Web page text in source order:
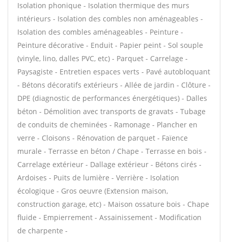
Isolation phonique - Isolation thermique des murs
intérieurs - Isolation des combles non aménageables -
Isolation des combles aménageables - Peinture -
Peinture décorative - Enduit - Papier peint - Sol souple
(vinyle, lino, dalles PVC, etc) - Parquet - Carrelage -
Paysagiste - Entretien espaces verts - Pavé autobloquant
- Bétons décoratifs extérieurs - Allée de jardin - Clôture -
DPE (diagnostic de performances énergétiques) - Dalles
béton - Démolition avec transports de gravats - Tubage
de conduits de cheminées - Ramonage - Plancher en
verre - Cloisons - Rénovation de parquet - Faïence
murale - Terrasse en béton / Chape - Terrasse en bois -
Carrelage extérieur - Dallage extérieur - Bétons cirés -
Ardoises - Puits de lumière - Verrière - Isolation
écologique - Gros oeuvre (Extension maison,
construction garage, etc) - Maison ossature bois - Chape
fluide - Empierrement - Assainissement - Modification
de charpente -